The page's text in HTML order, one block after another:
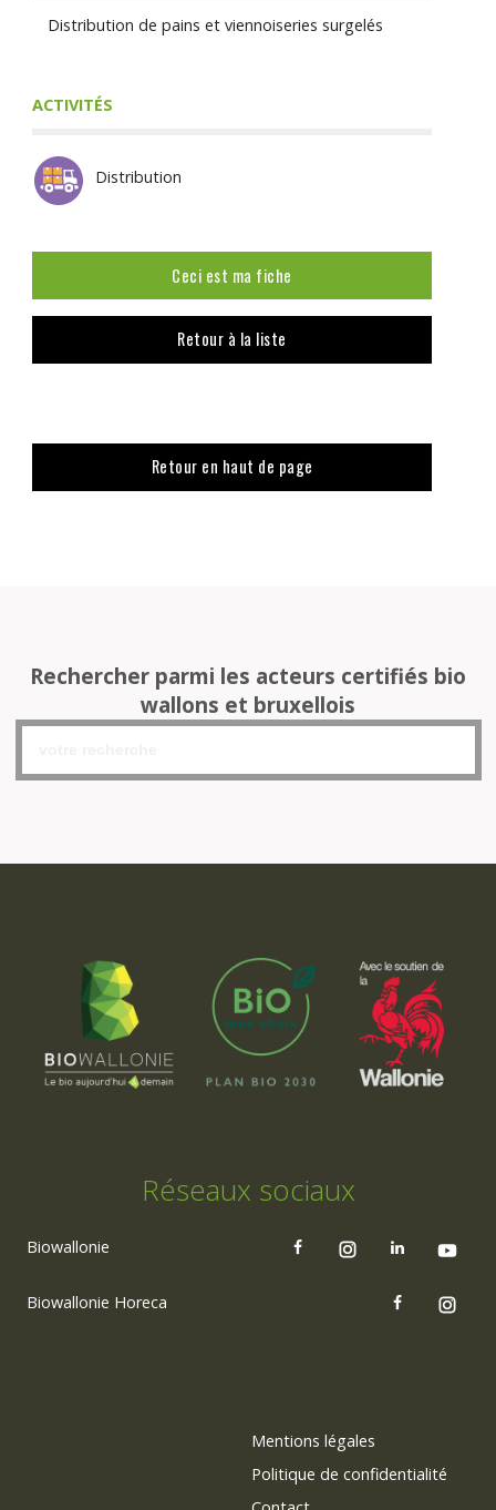
Distribution de pains et viennoiseries surgelés
ACTIVITÉS
Distribution
Ceci est ma fiche
Retour à la liste
Retour en haut de page
Rechercher parmi les acteurs certifiés bio
wallons et bruxellois
Réseaux sociaux
Biowallonie
Biowallonie Horeca
Mentions légales
Politique de confidentialité